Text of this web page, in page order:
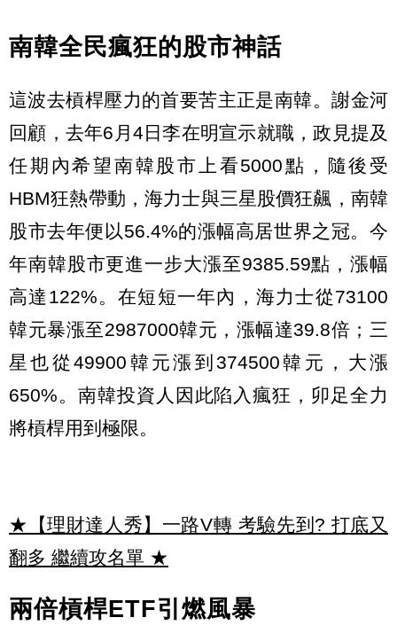
南韓全民瘋狂的股市神話
這波去槓桿壓力的首要苦主正是南韓。謝金河
回顧，去年6月4日李在明宣示就職，政見提及
任期內希望南韓股市上看5000點，隨後受
HBM狂熱帶動，海力士與三星股價狂飆，南韓
股市去年便以56.4%的漲幅高居世界之冠。今
年南韓股市更進一步大漲至9385.59點，漲幅
高達122%。在短短一年內，海力士從73100
韓元暴漲至2987000韓元，漲幅達39.8倍；三
星也從49900韓元漲到374500韓元，大漲
650%。南韓投資人因此陷入瘋狂，卯足全力
將槓桿用到極限。
★【理財達人秀】一路V轉 考驗先到? 打底又
翻多 繼續攻名單 ★
兩倍槓桿ETF引燃風暴